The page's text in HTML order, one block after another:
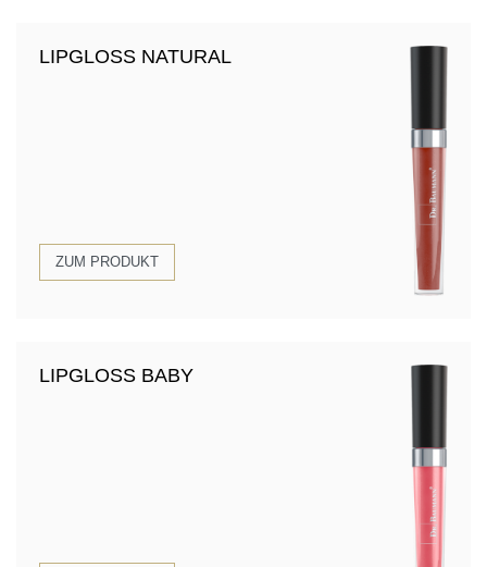
LIPGLOSS NATURAL
ZUM PRODUKT
LIPGLOSS BABY